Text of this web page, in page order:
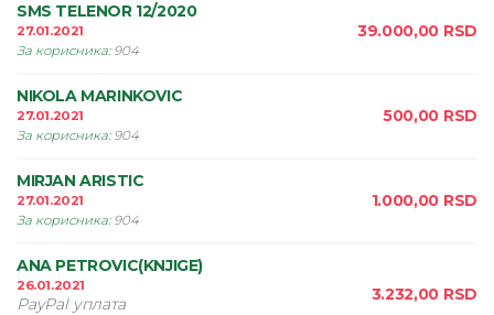
SMS TELENOR 12/2020
27.01.2021
За корисника: 904
39.000,00 RSD
NIKOLA MARINKOVIC
27.01.2021
За корисника: 904
500,00 RSD
MIRJAN ARISTIC
27.01.2021
За корисника: 904
1.000,00 RSD
ANA PETROVIC(KNJIGE)
26.01.2021
PayPal уплата 3.232,00 RSD